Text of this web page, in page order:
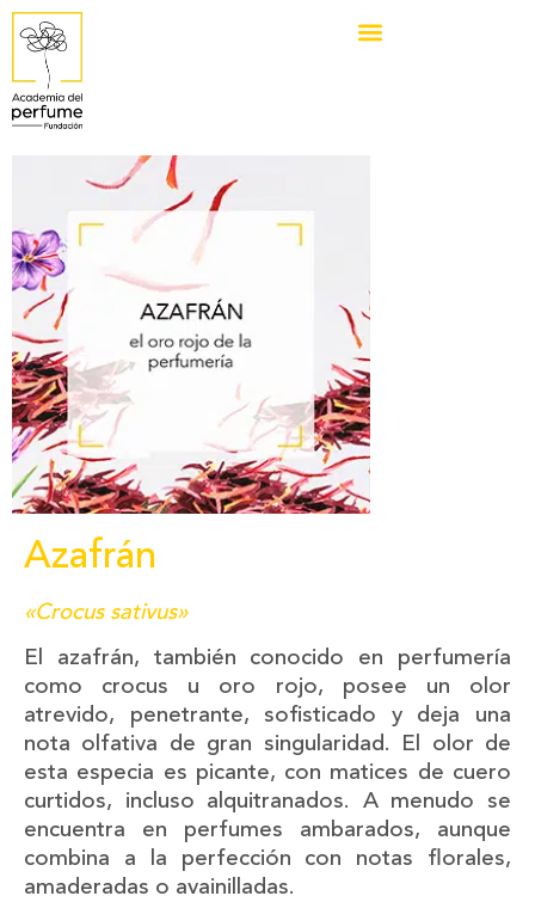
Azafrán
«Crocus sativus»
El azafrán, también conocido en perfumería
como crocus u oro rojo, posee un olor
atrevido, penetrante, sofisticado y deja una
nota olfativa de gran singularidad. El olor de
esta especia es picante, con matices de cuero
curtidos, incluso alquitranados. A menudo se
encuentra en perfumes ambarados, aunque
combina a la perfección con notas florales,
amaderadas o avainilladas.